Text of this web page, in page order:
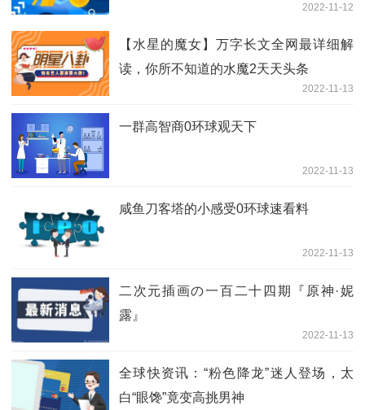
2022-11-12
【水星的魔女】万字长文全网最详细解
读，你所不知道的水魔2天天头条
2022-11-13
一群高智商0环球观天下
2022-11-13
咸鱼刀客塔的小感受0环球速看料
2022-11-13
二次元插画の一百二十四期『原神·妮
露』
2022-11-13
全球快资讯：“粉色降龙”迷人登场，太
白“眼馋”竟变高挑男神